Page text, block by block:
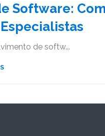
Software:
de softw...